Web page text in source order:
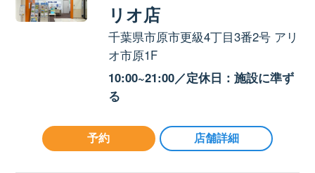
リオ店
千葉県市原市更級4丁目3番2号 アリ
オ市原1F
10:00~21:00／定休日：施設に準ず
る
店舗詳細
予約